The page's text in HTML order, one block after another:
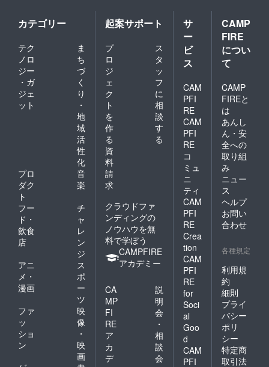
カテゴリー
テク
ノロ
ジー
・ガ
ジェ
ット
ま
ち
づ
く
り
・
地
域
活
性
化
プロ
ダク
ト
音
楽
フー
ド・
飲食
店
チ
ャ
レ
ン
ジ
アニ
メ・
漫画
ス
ポ
ー
ツ
ファ
ッ
ショ
ン
映
像
・
映
画
起案サポート
プ
ロ
ジ
ェ
ク
ト
を
作
る
ス
タ
ッ
フ
に
相
談
す
る
資
料
請
求
クラウドファ
ンディングの
ノウハウを無
料で学ぼう
CAMPFIRE
アカデミー
CA
MP
FI
RE
ア
カ
デ
説
明
会
・
相
談
会
サ
ー
ビ
ス
CAM
PFI
RE
CAM
PFI
RE
コ
ミュ
ニ
ティ
CAM
PFI
RE
Crea
tion
CAM
PFI
RE
for
Soci
al
Goo
d
CAM
PFI
CAMP
FIRE
につい
て
CAMP
FIREと
は
あんし
ん・安
全への
取り組
み
ニュー
ス
ヘルプ
お問い
合わせ
各種規定
利用規
約
細則
プライ
バシー
ポリ
シー
特定商
取引法